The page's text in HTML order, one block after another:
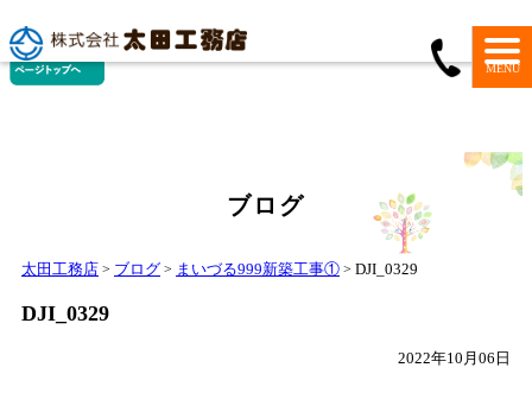
MENU
ブログ
太田工務店 > ブログ > まいづる999新築工事① > DJI_0329
DJI_0329
2022年10月06日